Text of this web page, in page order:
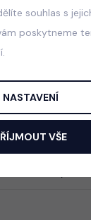
souhlas s
poskytneme
NASTAVENÍ
VŠE